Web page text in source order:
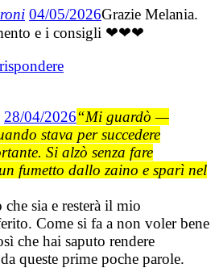
04/05/2026Grazie Melania.
e i consigli ❤❤❤
28/04/2026“Mi guardò —
stava per succedere
Si alzò senza fare
fumetto dallo zaino e sparì nel
sia e resterà il mio
Come si fa a non voler bene
che hai saputo rendere
queste prime poche parole.